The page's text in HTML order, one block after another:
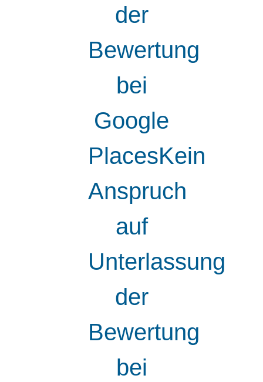
der
Bewertung
bei
Google
PlacesKein
Anspruch
auf
Unterlassung
der
Bewertung
bei